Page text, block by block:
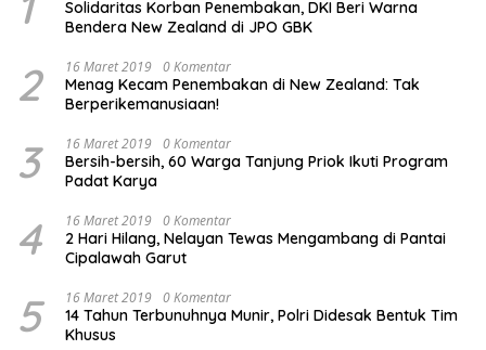
Solidaritas Korban Penembakan, DKI Beri Warna
Bendera New Zealand di JPO GBK
2 16 Maret 2019 0 Komentar
Menag Kecam Penembakan di New Zealand: Tak
Berperikemanusiaan!
3 16 Maret 2019 0 Komentar
Bersih-bersih, 60 Warga Tanjung Priok Ikuti Program
Padat Karya
4 16 Maret 2019 0 Komentar
2 Hari Hilang, Nelayan Tewas Mengambang di Pantai
Cipalawah Garut
5 16 Maret 2019 0 Komentar
14 Tahun Terbunuhnya Munir, Polri Didesak Bentuk Tim
Khusus